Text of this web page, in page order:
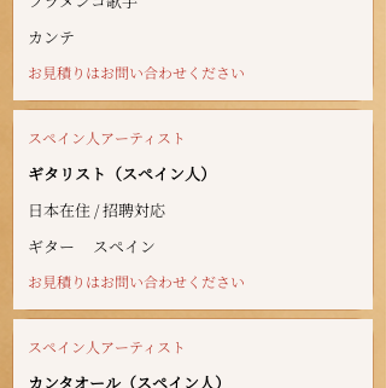
カンテ
お見積りはお問い合わせください
スペイン人アーティスト
ギタリスト（スペイン人）
日本在住 / 招聘対応
ギター
スペイン
お見積りはお問い合わせください
スペイン人アーティスト
カンタオール（スペイン人）